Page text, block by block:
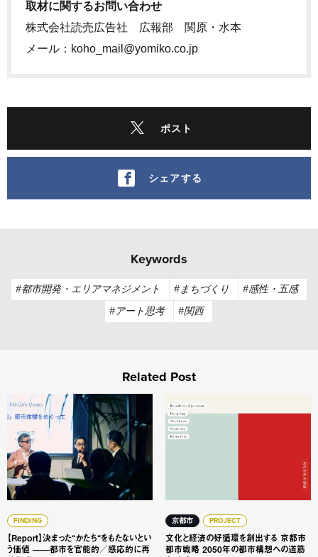
取材に関するお問い合わせ
株式会社読売広告社 広報部 関原・水本
メール：koho_mail@yomiko.co.jp
ポスト
シェアする
Keywords
#都市開発・エリアマネジメント #まちづくり
#感性・五感
#アート思考
#関西
Related Post
FINDING
【Report】決まった“かたち“をもたないとい
う価値 ——都市を官能的／感応的に再
【Report】決まった“かたち“をもたないという価値 ——都
京都市 PROJECT
文化と経済の好循環を創出する 京都市
都市戦略 2050年の都市構想への道筋
文化と経済の好循環を創出